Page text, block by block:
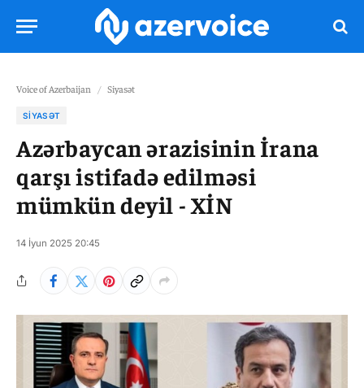
Voice of Azerbaijan / Siyasət
SIYASƏT
Azərbaycan ərazisinin İrana
qarşı istifadə edilməsi
mümkün deyil - XİN
14 İyun 2025 20:45